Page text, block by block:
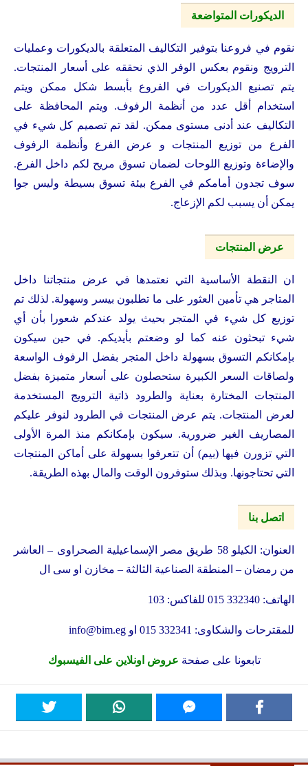
الديكورات المتواضعة
نقوم في فروعنا بتوفير التكاليف المتعلقة بالديكورات وعمليات
الترويج ونقوم بعكس الوفر الذي نحققه على أسعار المنتجات.
يتم تصنيع الديكورات في الفروع بأبسط شكل ممكن ويتم
استخدام أقل عدد من أنظمة الرفوف. ويتم المحافظة على
التكاليف عند أدنى مستوى ممكن. لقد تم تصميم كل شيء في
الفرع من توزيع المنتجات و عرض الفرع وأنظمة الرفوف
والإضاءة وتوزيع اللوحات لضمان تسوق مريح لكم داخل الفرع.
سوف تجدون أمامكم في الفرع بيئة تسوق بسيطة وليس جوا
يمكن أن يسبب لكم الإزعاج.
عرض المنتجات
ان النقطة الأساسية التي نعتمدها في عرض منتجاتنا داخل
المتاجر هي تأمين العثور على ما تطلبون بيسر وسهولة. لذلك تم
توزيع كل شيء في المتجر بحيث يولد عندكم شعورا بأن أي
شيء تبحثون عنه كما لو وضعتم بأيديكم. في حين سيكون
بإمكانكم التسوق بسهولة داخل المتجر بفضل الرفوف الواسعة
ولصاقات السعر الكبيرة ستحصلون على أسعار متميزة بفضل
المنتجات المختارة بعناية والطرود ذاتية الترويج المستخدمة
لعرض المنتجات. يتم عرض المنتجات في الطرود لنوفر عليكم
المصاريف الغير ضرورية. سيكون بإمكانكم منذ المرة الأولى
التي تزورن فيها (بيم) أن تتعرفوا بسهولة على أماكن المنتجات
التي تحتاجونها. وبذلك ستوفرون الوقت والمال بهذه الطريقة.
اتصل بنا
العنوان: الكيلو 58 طريق مصر الإسماعيلية الصحراوى – العاشر
من رمضان – المنطقة الصناعية الثالثة – مخازن او سى ال
الهاتف: 332340 015 للفاكس: 103
للمقترحات والشكاوى: 332341 015 او info@bim.eg
تابعونا على صفحة عروض اونلاين على الفيسبوك